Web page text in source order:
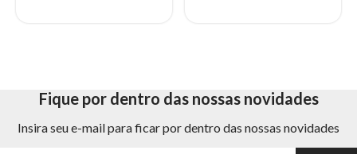
Fique por dentro das nossas novidades
Insira seu e-mail para ficar por dentro das nossas novidades